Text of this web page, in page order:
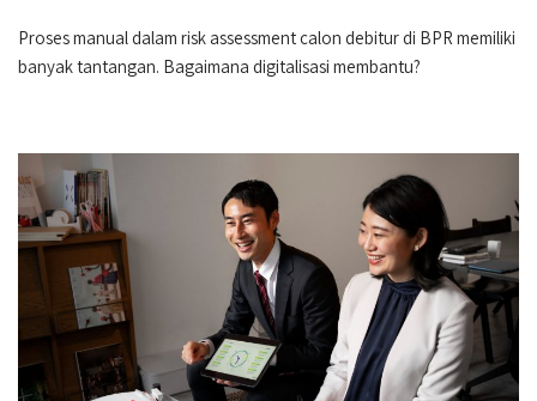
Proses manual dalam risk assessment calon debitur di BPR memiliki
banyak tantangan. Bagaimana digitalisasi membantu?